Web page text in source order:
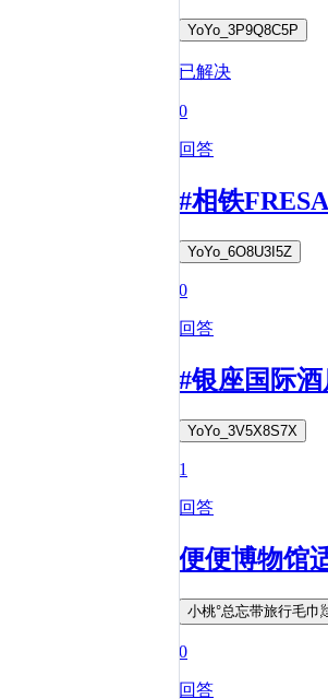
YoYo_3P9Q8C5P
已解决
0
回答
#相铁
YoYo_6O8U3I5Z
0
回答
#银座国际
YoYo_3V5X8S7X
1
回答
便便博物馆
小桃°总忘带旅行毛巾
0
回答